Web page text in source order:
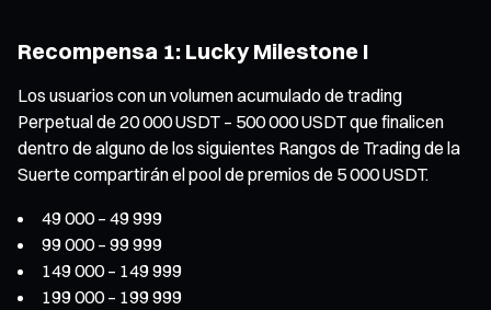
Recompensa 1: Lucky Milestone I
Los usuarios con un volumen acumulado de trading
Perpetual de 20 000 USDT – 500 000 USDT que finalicen
dentro de alguno de los siguientes Rangos de Trading de la
Suerte compartirán el pool de premios de 5 000 USDT.
49 000 – 49 999
99 000 – 99 999
149 000 – 149 999
199 000 – 199 999